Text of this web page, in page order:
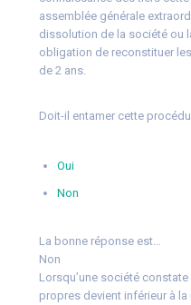
assemblée générale
dissolution de la société ou
obligation de reconstituer
de 2 ans.
Doit-il entamer cette
Oui
Non
La bonne réponse est…
Non
Lorsqu’une société
propres devient inférieur à